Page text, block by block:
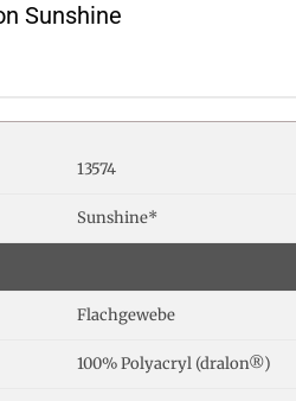
Sunshine
13574
Sunshine*
Flachgewebe
100% Polyacryl (dralon®)